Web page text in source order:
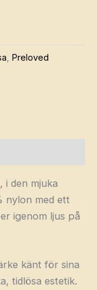
, Preloved
, i den mjuka
nylon med ett
igenom ljus på
känt för sina
tidlösa estetik.